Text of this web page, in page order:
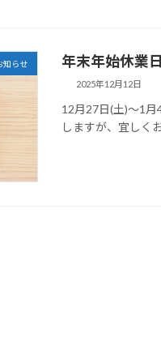
知らせ 年末年始休業
2025年12月12日
12月27日(土)～1
しますが、宜しく